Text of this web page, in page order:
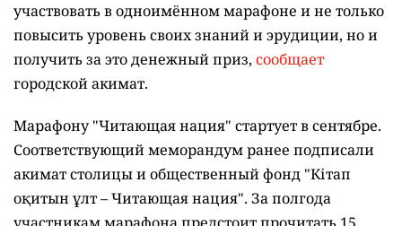
участвовать в одноимённом марафоне и не только
повысить уровень своих знаний и эрудиции, но и
получить за это денежный приз, сообщает
городской акимат.
Марафону "Читающая нация" стартует в сентябре.
Соответствующий меморандум ранее подписали
акимат столицы и общественный фонд "Кітап
оқитын ұлт – Читающая нация". За полгода